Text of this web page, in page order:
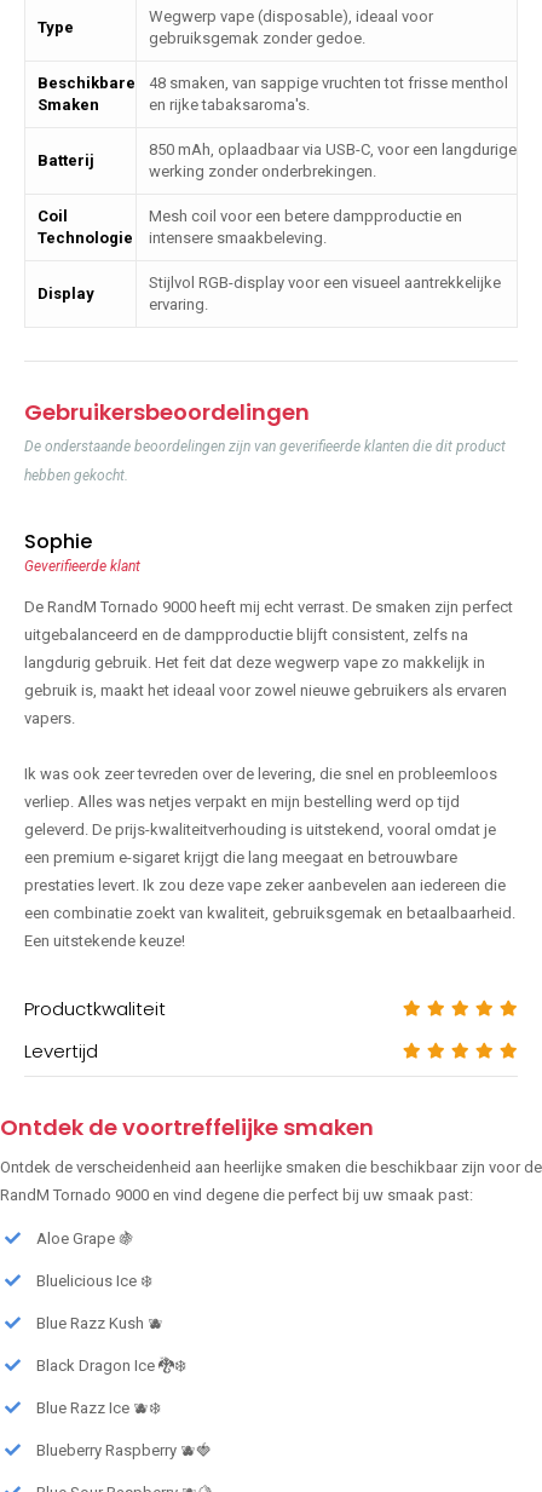
Type
Wegwerp vape (disposable), ideaal voor
gebruiksgemak zonder gedoe.
Beschikbare
Smaken
48 smaken, van sappige vruchten tot frisse menthol
en rijke tabaksaroma's.
Batterij
850 mAh, oplaadbaar via USB-C, voor een langdurige
werking zonder onderbrekingen.
Coil
Technologie
Mesh coil voor een betere dampproductie en
intensere smaakbeleving.
Display
Stijlvol RGB-display voor een visueel aantrekkelijke
ervaring.
Gebruikersbeoordelingen
De onderstaande beoordelingen zijn van geverifieerde klanten die dit product
hebben gekocht.
Sophie
Geverifieerde klant
De RandM Tornado 9000 heeft mij echt verrast. De smaken zijn perfect
uitgebalanceerd en de dampproductie blijft consistent, zelfs na
langdurig gebruik. Het feit dat deze wegwerp vape zo makkelijk in
gebruik is, maakt het ideaal voor zowel nieuwe gebruikers als ervaren
vapers.
Ik was ook zeer tevreden over de levering, die snel en probleemloos
verliep. Alles was netjes verpakt en mijn bestelling werd op tijd
geleverd. De prijs-kwaliteitverhouding is uitstekend, vooral omdat je
een premium e-sigaret krijgt die lang meegaat en betrouwbare
prestaties levert. Ik zou deze vape zeker aanbevelen aan iedereen die
een combinatie zoekt van kwaliteit, gebruiksgemak en betaalbaarheid.
Een uitstekende keuze!
Productkwaliteit
Levertijd
Ontdek de voortreffelijke smaken
Ontdek de verscheidenheid aan heerlijke smaken die beschikbaar zijn voor de
RandM Tornado 9000 en vind degene die perfect bij uw smaak past:
Aloe Grape 🍇
Bluelicious Ice ❄️
Blue Razz Kush 🫐
Black Dragon Ice 🐉❄️
Blue Razz Ice 🫐❄️
Blueberry Raspberry 🫐🍓